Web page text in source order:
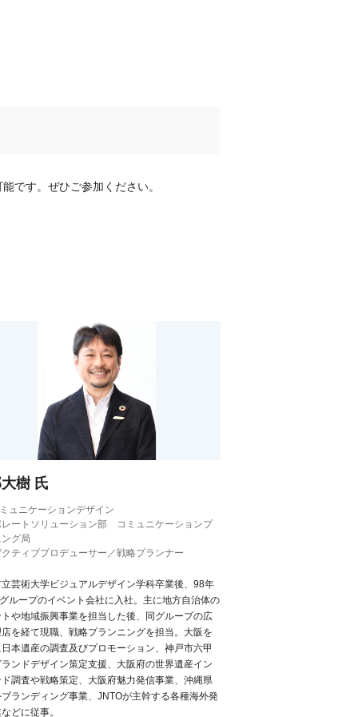
です。ぜひご参加ください。
樹 氏
ュニケーションデザイン
レートソリューション部 コミュニケーションプ
グ局
ティブプロデューサー／戦略プランナー
芸術大学ビジュアルデザイン学科卒業後、98年
ループのイベント会社に入社。主に地方自治体の
や地域振興事業を担当した後、同グループの広
を経て現職、戦略プランニングを担当。大阪を
本遺産の調査及びプロモーション、神戸市六甲
ンドデザイン策定支援、大阪府の世界遺産イン
調査や戦略策定、大阪府魅力発信事業、沖縄県
ランディング事業、JNTOが主幹する各種海外発
どに従事。